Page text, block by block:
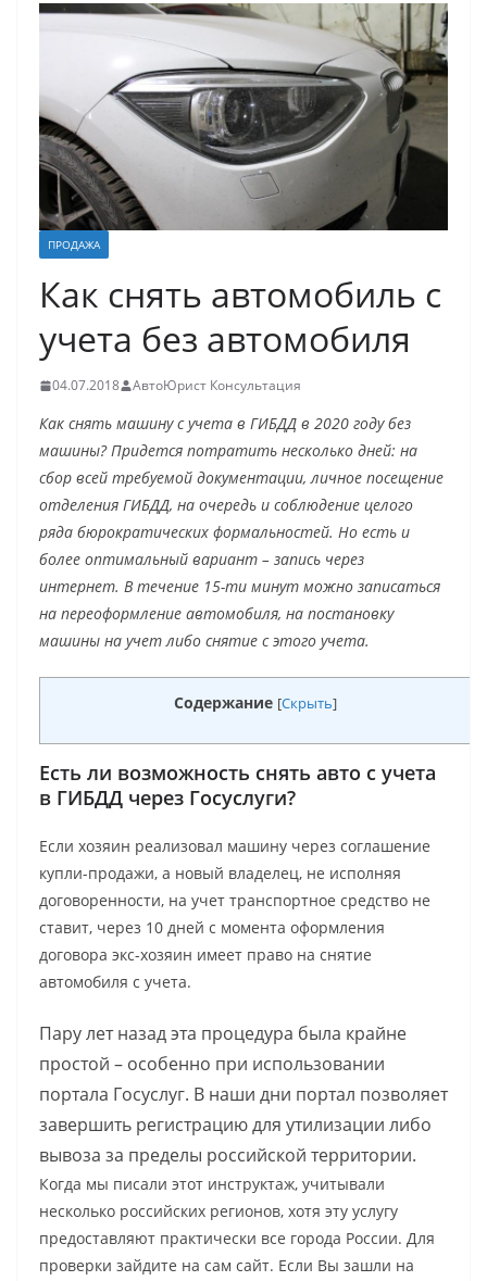
ПРОДАЖА
Как снять автомобиль с
учета без автомобиля
04.07.2018 АвтоЮрист Консультация
Как снять машину с учета в ГИБДД в 2020 году без
машины? Придется потратить несколько дней: на
сбор всей требуемой документации, личное посещение
отделения ГИБДД, на очередь и соблюдение целого
ряда бюрократических формальностей. Но есть и
более оптимальный вариант – запись через
интернет. В течение 15-ти минут можно записаться
на переоформление автомобиля, на постановку
машины на учет либо снятие с этого учета.
Содержание [Скрыть]
Есть ли возможность снять авто с учета
в ГИБДД через Госуслуги?
Если хозяин реализовал машину через соглашение
купли-продажи, а новый владелец, не исполняя
договоренности, на учет транспортное средство не
ставит, через 10 дней с момента оформления
договора экс-хозяин имеет право на снятие
автомобиля с учета.
Пару лет назад эта процедура была крайне
простой – особенно при использовании
портала Госуслуг. В наши дни портал позволяет
завершить регистрацию для утилизации либо
вывоза за пределы российской территории.
Когда мы писали этот инструктаж, учитывали
несколько российских регионов, хотя эту услугу
предоставляют практически все города России. Для
проверки зайдите на сам сайт. Если Вы зашли на